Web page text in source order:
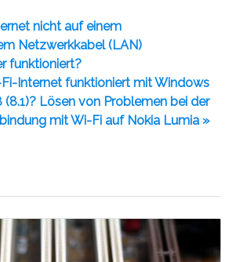
nicht auf einem
Netzwerkkabel (LAN)
funktioniert?
Fi-Internet funktioniert mit Windows
(8.1)? Lösen von Problemen bei der
mit Wi-Fi auf Nokia Lumia »